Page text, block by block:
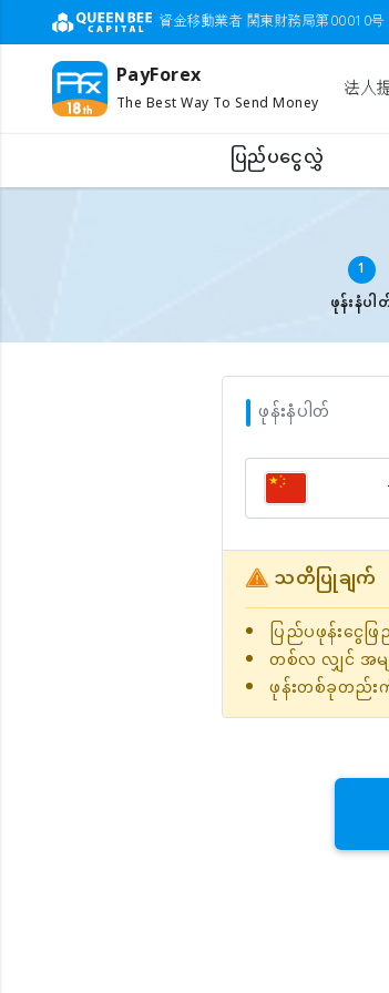
資金移動業者 関東財務局第00010号
PayForex
The Best Way To Send Money 法人
ပြည်ပငွေလွှဲ
မိုဘိုင်းနံပါတ် ဖြည့်ပါ
1
ဖုန်းနံပ
ဖုန်းနံပါတ်
သတိပြုချက်
ပြည်ပဖုန်းငွေ
တစ်လ လျှင် အမျ
ဖုန်းတစ်ခုတည်